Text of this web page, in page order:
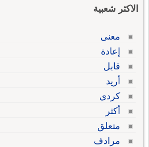
الاكثر شعبية
معنى
إعادة
قابل
أريد
كردي
أكثر
متعلق
مرادف